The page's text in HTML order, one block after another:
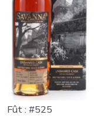
Fût : #525